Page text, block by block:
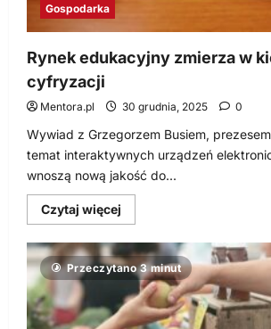
Gospodarka
Rynek edukacyjny zmierza w
cyfryzacji
Mentora.pl 30 grudnia, 2025 0
Wywiad z Grzegorzem Busiem,
temat interaktywnych urządzeń
wnoszą nową jakość do...
Czytaj więcej
się
o
Rynek
edukacyjny
zmierza
w
kierunku
cyfryzacji
Przeczytano 3 minut